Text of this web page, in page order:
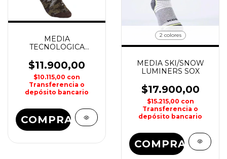
MEDIA
TECNOLOGICA
COMMAND SOX
$11.900,00
$10.115,00 con
Transferencia o
depósito bancario
COMPRAR
2 colores
MEDIA SKI/SNOW
LUMINERS SOX
$17.900,00
$15.215,00 con
Transferencia o
depósito bancario
COMPRAR